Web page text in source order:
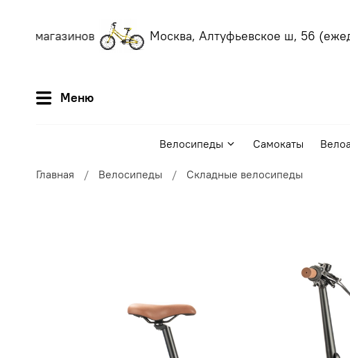
магазинов Москва, Алтуфьевское ш, 56
Меню
Велосипеды Самокаты
Главная Велосипеды Складные велосипеды